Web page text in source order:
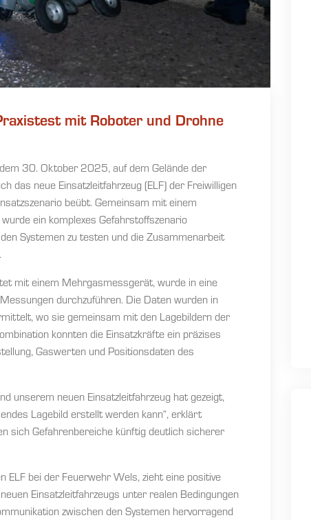
mit Roboter und Drohne
30. Oktober 2025, auf dem Gelände der
das neue Einsatzleitfahrzeug (ELF) der Freiwilligen
beübt. Gemeinsam mit einem
ein komplexes Gefahrstoffszenario
Systemen zu testen und die Zusammenarbeit
mit einem Mehrgasmessgerät, wurde in eine
durchzuführen. Die Daten wurden in
wo sie gemeinsam mit den Lagebildern der
konnten die Einsatzkräfte ein präzises
Gaswerten und Positionsdaten des
unserem neuen Einsatzleitfahrzeug hat gezeigt,
Lagebild erstellt werden kann“, erklärt
sich Gefahrenbereiche künftig deutlich sicherer
ELF bei der Feuerwehr Wels, zieht eine positive
Einsatzleitfahrzeugs unter realen Bedingungen
zwischen den Systemen hervorragend